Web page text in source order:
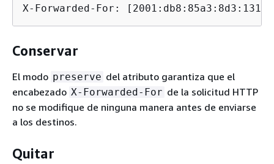
X-Forwarded-For:
Conservar
El modo preserve del atributo garantiza que el
encabezado X-Forwarded-For de la solicitud HTTP
no se modifique de ninguna manera antes de enviarse
a los destinos.
Quitar